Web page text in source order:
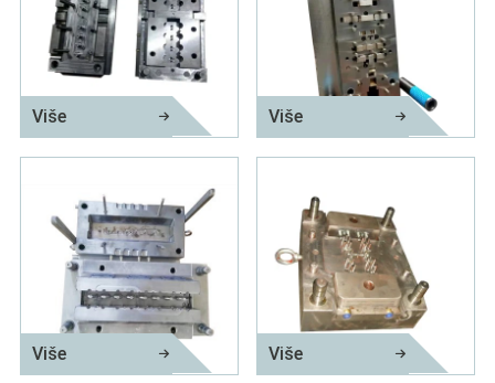
Više
Precizni čep za kalup za brizganje
Više
Distribuciona kutija za ubrizgavanje kalupa
Više
Više